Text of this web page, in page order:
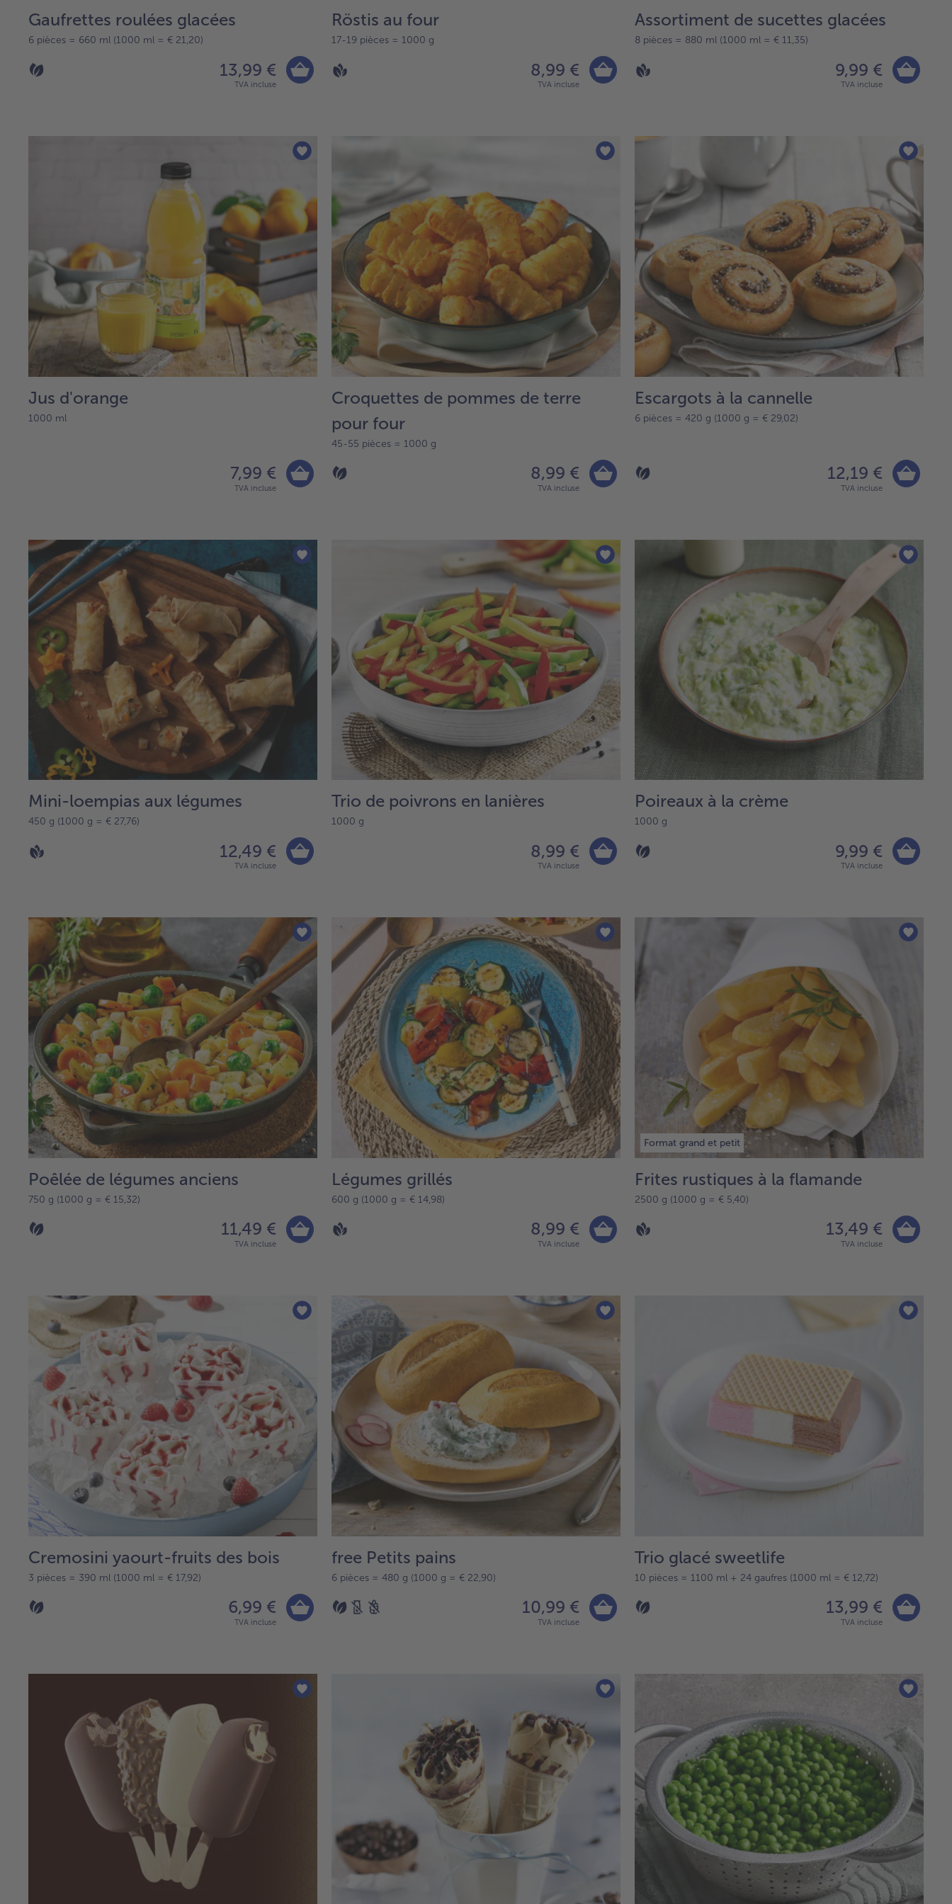
Gaufrettes roulées glacées
6 pièces = 660 ml (1000 ml = € 21,20)
13,99 €
TVA incluse
Röstis au four
17-19 pièces = 1000 g
8,99 €
TVA incluse
Assortiment de sucettes glacées
8 pièces = 880 ml (1000 ml = € 11,35)
9,99 €
TVA incluse
Jus d'orange
1000 ml
7,99 €
TVA incluse
Croquettes de pommes de terre
pour four
45-55 pièces = 1000 g
8,99 €
TVA incluse
Escargots à la cannelle
6 pièces = 420 g (1000 g = € 29,02)
12,19 €
TVA incluse
Mini-loempias aux légumes
450 g (1000 g = € 27,76)
12,49 €
TVA incluse
Trio de poivrons en lanières
1000 g
8,99 €
TVA incluse
Poireaux à la crème
1000 g
9,99 €
TVA incluse
Poêlée de légumes anciens
750 g (1000 g = € 15,32)
11,49 €
TVA incluse
Légumes grillés
600 g (1000 g = € 14,98)
8,99 €
TVA incluse
Format grand et petit
Frites rustiques à la flamande
2500 g (1000 g = € 5,40)
13,49 €
TVA incluse
Cremosini yaourt-fruits des bois
3 pièces = 390 ml (1000 ml = € 17,92)
6,99 €
TVA incluse
free Petits pains
6 pièces = 480 g (1000 g = € 22,90)
10,99 €
TVA incluse
Trio glacé sweetlife
10 pièces = 1100 ml + 24 gaufres (1000 ml = € 12,72)
13,99 €
TVA incluse